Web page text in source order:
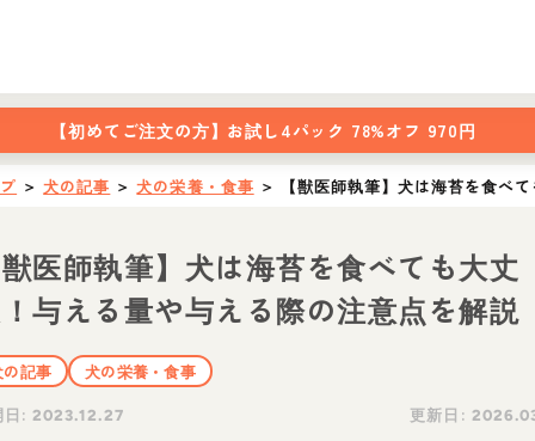
【初めてご注文の方】 お試し4パック 78%オフ 970円
＞ 犬の記事 ＞ 犬の栄養・食事 ＞ 【獣医師執筆】犬は海苔を食べ
医師執筆】犬は海苔を食べても大丈
与える量や与える際の注意点を解説
の記事
犬の栄養・食事
日:2023.12.27 更新日: